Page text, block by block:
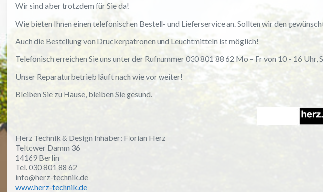
Wir sind aber trotzdem für Sie da!
Wie bieten Ihnen einen telefonischen Bestell- und Lieferservice an. Sollten wir den
Auch die Bestellung von Druckerpatronen und Leuchtmitteln ist möglich!
Telefonisch erreichen Sie uns unter der Rufnummer 030 801 88 62 Mo – Fr von 10 – 16 Uhr,
Unser Reparaturbetrieb läuft nach wie vor weiter!
Bleiben Sie zu Hause, bleiben Sie gesund.
Herz Technik & Design Inhaber: Florian Herz
Teltower Damm 36
14169 Berlin
Tel. 030 801 88 62
info@herz-technik.de
www.herz-technik.de